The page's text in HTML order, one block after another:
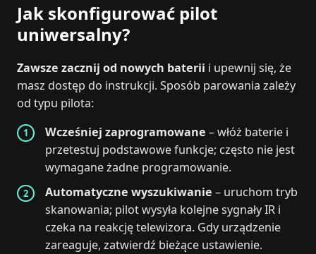
Jak skonfigurować pilot
uniwersalny?
Zawsze zacznij od nowych baterii i upewnij się, że
masz dostęp do instrukcji. Sposób parowania zależy
od typu pilota:
Wcześniej zaprogramowane – włóż baterie i
przetestuj podstawowe funkcje; często nie jest
wymagane żadne programowanie.
Automatyczne wyszukiwanie – uruchom tryb
skanowania; pilot wysyła kolejne sygnały IR i
czeka na reakcję telewizora. Gdy urządzenie
zareaguje, zatwierdź bieżące ustawienie.